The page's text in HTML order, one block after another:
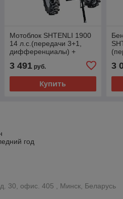
Мотоблок SHTENLI 1900
14 л.с.(передачи 3+1,
дифференциалы) +
(откидные борты)
3 491руб.
Купить
3
год
30, офис. 405 , Минск, Беларусь